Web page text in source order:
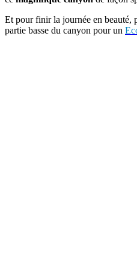
Et pour finir la journée en beauté,
partie basse du canyon pour un